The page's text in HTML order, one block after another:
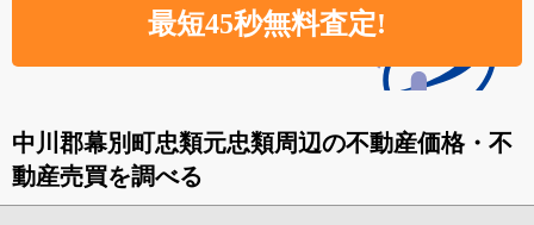
中川郡幕別町忠類元忠類周辺の不動産価格・不
動産売買を調べる